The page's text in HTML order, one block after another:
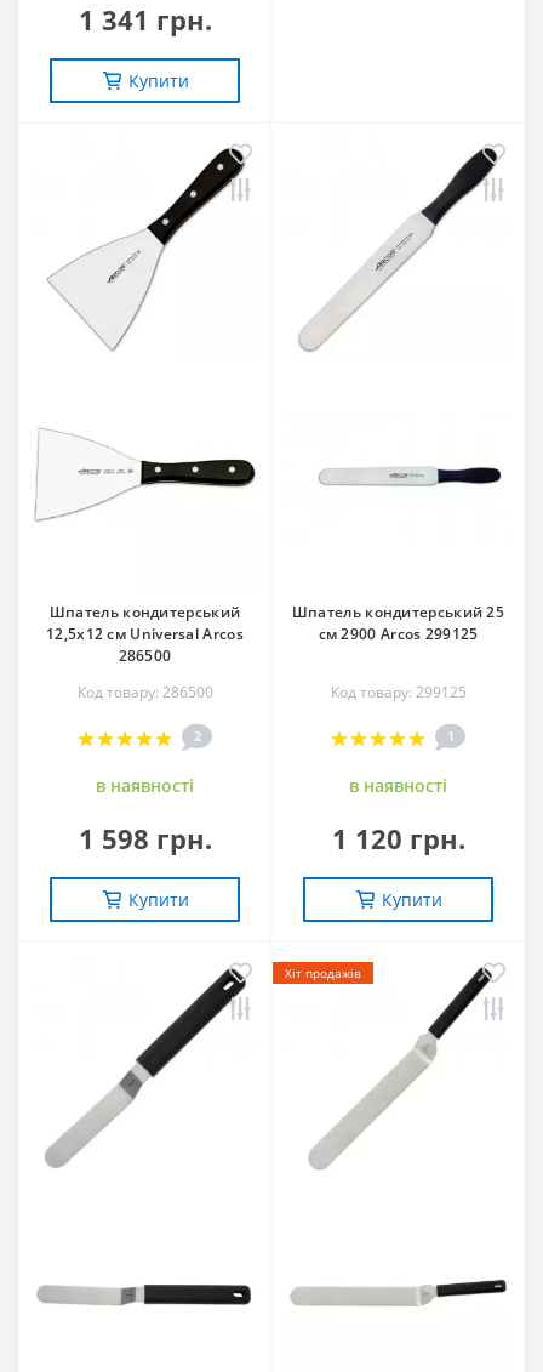
1 341 грн.
Купити
Шпатель кондитерський
12,5х12 см Universal Arcos
286500
Код товару: 286500
2
в наявностi
1 598 грн.
Купити
Шпатель кондитерський 25
см 2900 Arcos 299125
Код товару: 299125
1
в наявностi
1 120 грн.
Купити
Хіт продажів